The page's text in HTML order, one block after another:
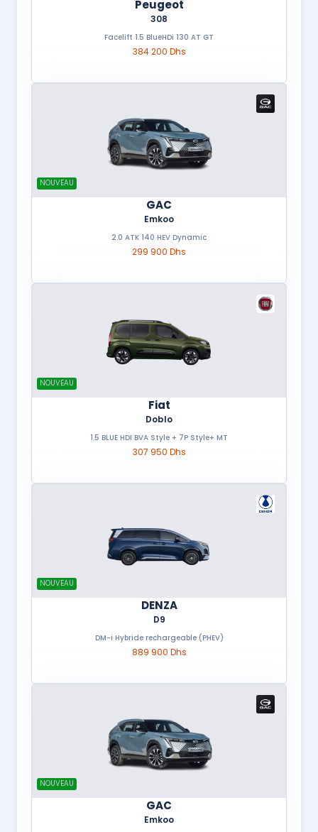
Peugeot
308
Facelift 1.5 BlueHDi 130 AT GT
384 200 Dhs
NOUVEAU
GAC
Emkoo
2.0 ATK 140 HEV Dynamic
299 900 Dhs
NOUVEAU
Fiat
Doblo
1.5 BLUE HDI BVA Style + 7P Style+ MT
307 950 Dhs
NOUVEAU
DENZA
D9
DM-i Hybride rechargeable (PHEV)
889 900 Dhs
NOUVEAU
GAC
Emkoo